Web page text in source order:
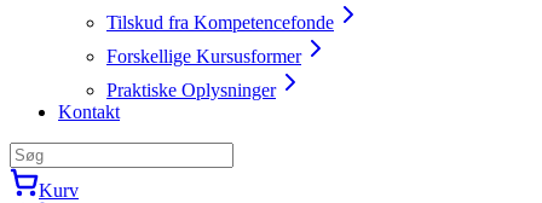
Tilskud fra Kompetencefonde
Forskellige Kursusformer
Praktiske Oplysninger
Kontakt
Kurv